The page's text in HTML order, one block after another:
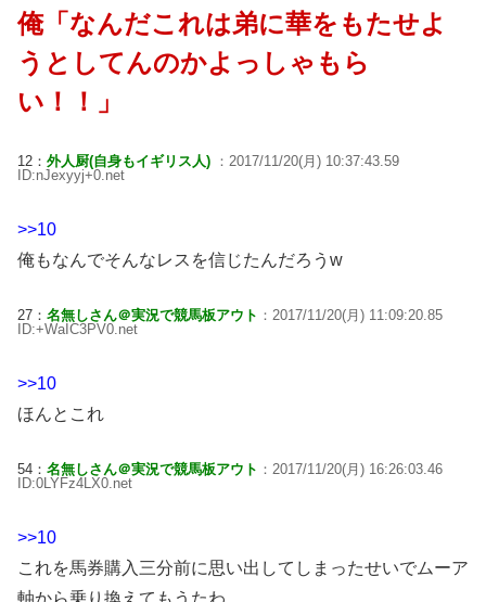
俺「なんだこれは弟に華をもたせよ
うとしてんのかよっしゃもら
い！！」
12： 外人厨(自身もイギリス人) ：2017/11/20(月) 10:37:43.59
ID:nJexyyj+0.net
>>10
俺もなんでそんなレスを信じたんだろうw
27： 名無しさん＠実況で競馬板アウト ：2017/11/20(月) 11:09:20.85
ID:+WaIC3PV0.net
>>10
ほんとこれ
54： 名無しさん＠実況で競馬板アウト ：2017/11/20(月) 16:26:03.46
ID:0LYFz4LX0.net
>>10
これを馬券購入三分前に思い出してしまったせいでムーア
軸から乗り換えてもうたわ